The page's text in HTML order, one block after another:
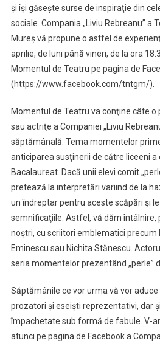
şi îşi găseşte surse de inspiraţie din
sociale. Compania „Liviu Rebreanu” a
Mureş vă propune o astfel de
aprilie, de luni până vineri, de la ora
Momentul de Teatru pe pagina de
(https://www.facebook.com/tntgm/).
Momentul de Teatru va conţine câte
sau actriţe a Companiei „Liviu
săptămânală. Tema momentelor
anticiparea susţinerii de către liceeni a
Bacalaureat. Dacă unii elevi comit
pretează la interpretări variind de la
un îndreptar pentru aceste scăpări şi
semnificaţiile. Astfel, vă dăm
noştri, cu scriitori emblematici precum
Eminescu sau Nichita Stănescu.
seria momentelor prezentând „perle”
Săptămânile ce vor urma vă vor
prozatori şi eseişti reprezentativi, dar
împachetate sub formă de fabule. V-
atunci pe pagina de Facebook a